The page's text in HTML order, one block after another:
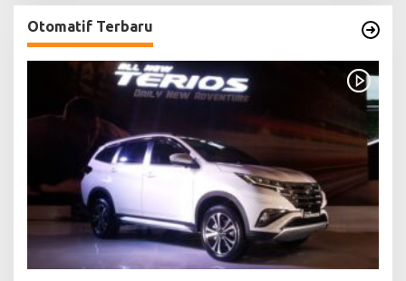
Otomatif Terbaru